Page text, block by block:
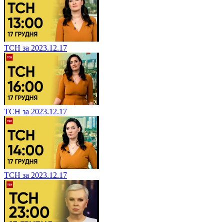
ТСН за 2023.12.17
ТСН за 2023.12.17
ТСН за 2023.12.17